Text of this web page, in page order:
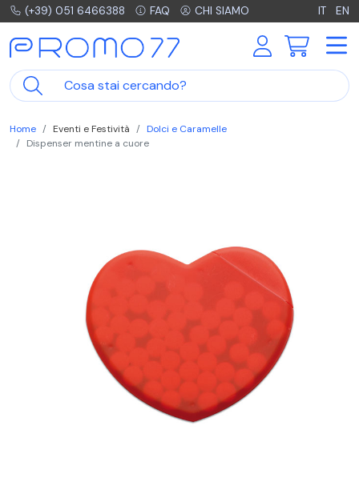
(+39) 051 6466388 FAQ CHI SIAMO IT EN
Home Eventi e Festività
Dolci e Caramelle
Dispenser mentine a cuore